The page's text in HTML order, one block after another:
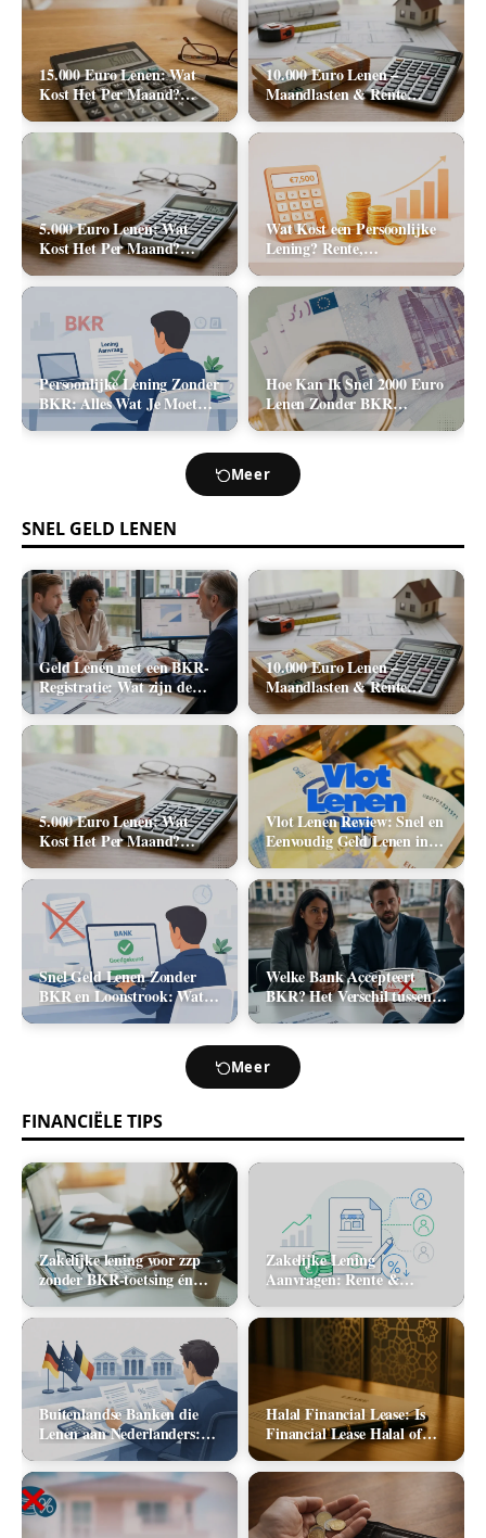
15.000 Euro Lenen: Wat
Kost Het Per Maand?
(Rente & Tabel 2026)
10.000 Euro Lenen –
Maandlasten & Rente
Berekenen (2026)
5.000 Euro Lenen: Wat
Kost Het Per Maand?
(Rente & Maandlasten
2026)
Wat Kost een Persoonlijke
Lening? Rente,
Rekenvoorbeelden en Totale
Kosten (2026)
Persoonlijke Lening Zonder
BKR: Alles Wat Je Moet
Hoe Kan Ik Snel 2000 Euro
Lenen Zonder BKR
Toetsing? (De Realistische
Meer
SNEL GELD LENEN
Geld Lenen met een BKR-
Registratie: Wat zijn de
Realistische Mogelijkheden
in Nederland?
10.000 Euro Lenen –
Maandlasten & Rente
Berekenen (2026)
5.000 Euro Lenen: Wat
Kost Het Per Maand?
(Rente & Maandlasten
2026)
Vlot Lenen Review: Snel en
Eenvoudig Geld Lenen in
2026
Snel Geld Lenen Zonder
BKR en Loonstrook: Wat
Zijn Je Opties?
Welke Bank Accepteert
BKR? Het Verschil tussen
Positief en Negatief BKR
Meer
FINANCIËLE TIPS
Zakelijke lening voor zzp
zonder BKR-toetsing én
zonder jaarcijfers: kan het
in 2026?
Zakelijke Lening
Aanvragen: Rente &
Buitenlandse Banken die
Lenen aan Nederlanders:
Complete Lijst +
Vergelijking 2026
Halal Financial Lease: Is
Financial Lease Halal of
Haram?